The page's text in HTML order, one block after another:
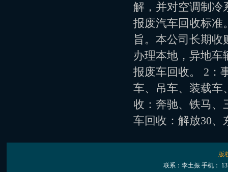
解，并对空调制冷
报废汽车回收标准
旨。本公司长期
办理本地，异地车
报废车回收。 2：
车、吊车、装载车
收：奔驰、铁马、
车回收：解放30、
版
联系：李土振 手机：